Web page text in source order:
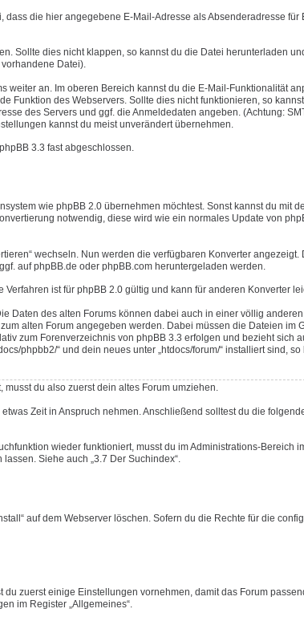
die hier angegebene E-Mail-Adresse als Absenderadresse für
Sollte dies nicht klappen, so kannst du die Datei herunterladen
Datei).
an. Im oberen Bereich kannst du die E-Mail-Funktionalität
Funktion des Webservers. Sollte dies nicht funktionieren, so
des Servers und ggf. die Anmeldedaten angeben. (Achtung:
kannst du meist unverändert übernehmen.
3.3 fast abgeschlossen.
wie phpBB 2.0 übernehmen möchtest. Sonst kannst du mit
notwendig, diese wird wie ein normales Update von
wechseln. Nun werden die verfügbaren Konverter angezeigt.
auf phpBB.de oder phpBB.com heruntergeladen werden.
ist für phpBB 2.0 gültig und kann für anderen Konverter
Daten des alten Forums können dabei auch in einer völlig
alten Forum angegeben werden. Dabei müssen die Dateien im
zum Forenverzeichnis von phpBB 3.3 erfolgen und bezieht sich
phpbb2/“ und dein neues unter „htdocs/forum/“ installiert sind, so
du also zuerst dein altes Forum umziehen.
Zeit in Anspruch nehmen. Anschließend solltest du die
wieder funktioniert, musst du im Administrations-Bereich
Siehe auch „3.7 Der Suchindex“.
auf dem Webserver löschen. Sofern du die Rechte für die
zuerst einige Einstellungen vornehmen, damit das Forum
im Register „Allgemeines“.